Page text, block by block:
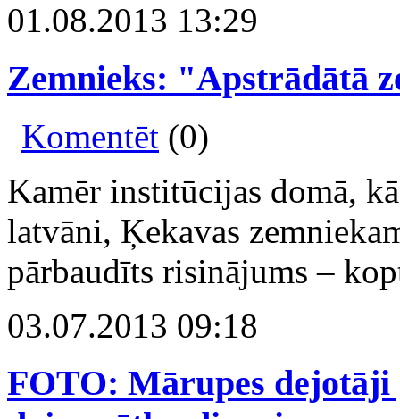
01.08.2013 13:29
Zemnieks: "Apstrādātā
Komentēt (0)
Kamēr institūcijas domā,
latvāni, Ķekavas
pārbaudīts risinājums –
03.07.2013 09:18
FOTO: Mārupes